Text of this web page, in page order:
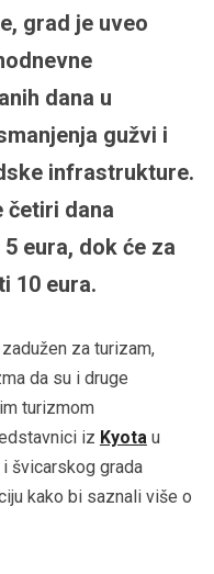
grad je uveo
dana u
gužvi i
infrastrukture.
četiri dana
eura, dok će za
10 eura.
za turizam,
da su i druge
turizmom
iz Kyotau
švicarskog grada
kako bi saznali više o